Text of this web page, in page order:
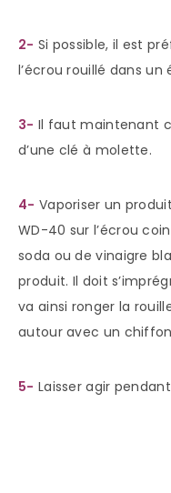
2- Si possible, il est
l’écrou rouillé dans un
3- Il faut maintenant
d’une clé à molette.
4- Vaporiser un
WD-40 sur l’écrou
soda ou de vinaigre
produit. Il doit
va ainsi ronger la
autour avec un
5- Laisser agir